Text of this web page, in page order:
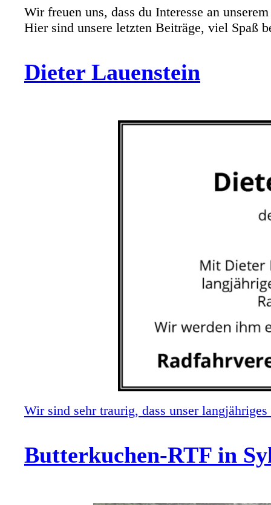
Wir freuen uns, dass du Interesse an
Hier sind unsere letzten Beiträge, viel Spaß
Dieter Lauenstein
Wir sind sehr traurig, dass unser
Butterkuchen-RTF in